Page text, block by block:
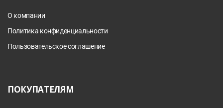
О компании
Политика конфиденциальности
Пользовательское соглашение
ПОКУПАТЕЛЯМ